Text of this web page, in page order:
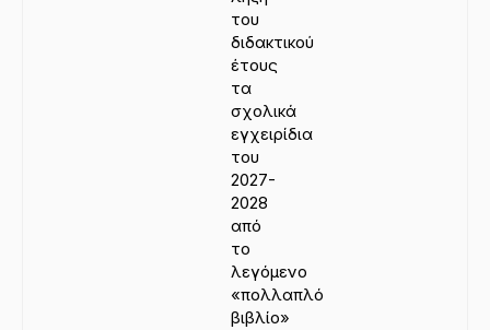
του
διδακτικού
έτους
τα
σχολικά
εγχειρίδια
του
2027-
2028
από
το
λεγόμενο
«πολλαπλό
βιβλίο»